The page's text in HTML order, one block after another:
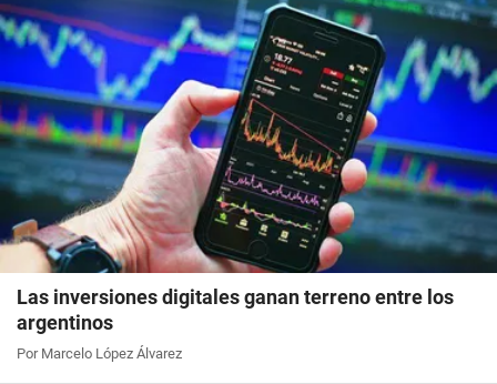
Las inversiones digitales ganan terreno entre los
argentinos
Por Marcelo López Álvarez